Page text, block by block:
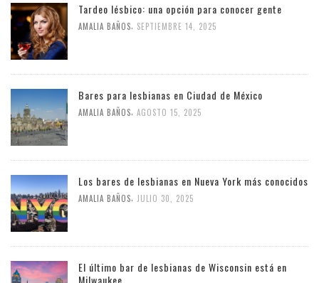
Tardeo lésbico: una opción para conocer gente
AMALIA BAÑOS SEPTIEMBRE 14, 2025
Bares para lesbianas en Ciudad de México
AMALIA BAÑOS AGOSTO 15, 2025
Los bares de lesbianas en Nueva York más conocidos
AMALIA BAÑOS JULIO 30, 2025
El último bar de lesbianas de Wisconsin está en
Milwaukee